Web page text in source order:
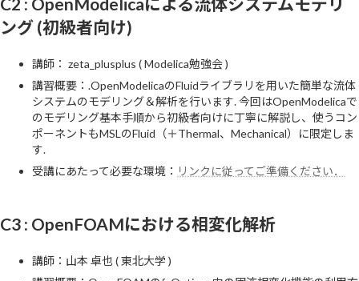
ング (初級者向け)
講師： zeta_plusplus ( Modelica勉強会 )
講習概要：.OpenModelicaのFluidライブラリを用いた簡単な流体
システムのモデリング＆解析を行います. 今回はOpenModelicaで
のモデリング基本手順から初級者向けに丁寧に解説し、使うコン
ポーネントもMSLのFluid（＋Thermal、Mechanical）に限定しま
す.
受講にあたって必要な環境： リンクに従ってご準備ください．
C3 : OpenFOAMにおける相変化解析
講師：山本 卓也 ( 東北大学 )